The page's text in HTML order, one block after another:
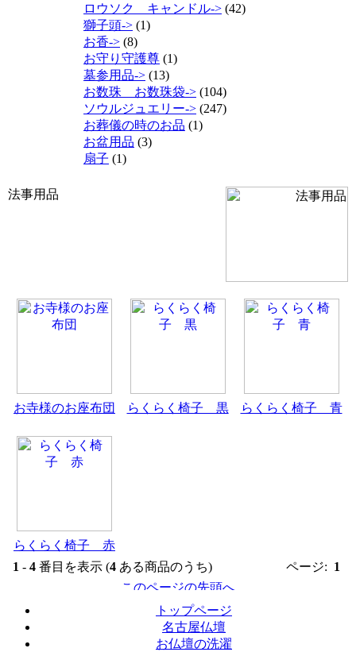
ロウソク キャンドル-> (42)
獅子頭-> (1)
お香-> (8)
お守り守護尊 (1)
墓参用品-> (13)
お数珠 お数珠袋-> (104)
ソウルジュエリー-> (247)
お葬儀の時のお品 (1)
お盆用品 (3)
扇子 (1)
法事用品
お寺様のお座布団 らくらく椅子 黒 らくらく椅子 青
らくらく椅子 赤
1 - 4 番目を表示 (4 ある商品のうち) ページ: 1
トップページ
名古屋仏壇
お仏壇の洗濯